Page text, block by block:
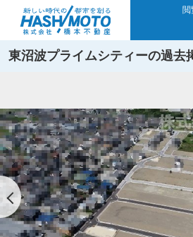
閲
東沼波プライムシティーの過去